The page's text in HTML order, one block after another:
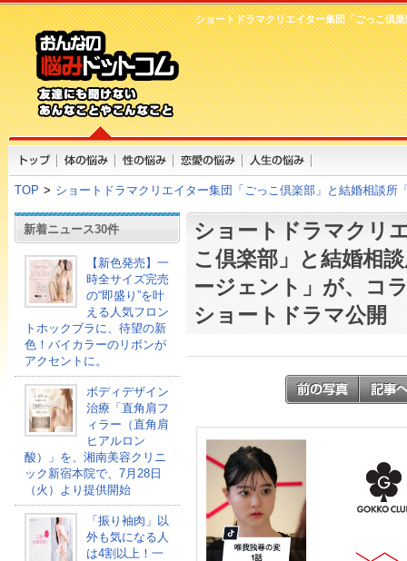
ショートドラマクリエイター集団「ごっこ倶
TOP > ショートドラマクリエイター集団「ごっこ倶楽部」と結婚相談
新着ニュース30件
【新色発売】一
時全サイズ完売
の“即盛り”を叶
える人気フロン
トホックブラに、待望の新
色！バイカラーのリボンが
アクセントに。
ボディデザイン
治療「直角肩フ
ィラー（直角肩
ヒアルロン
酸）」を、湘南美容クリニ
ック新宿本院で、7月28日
（火）より提供開始
「振り袖肉」以
外も気になる人
は4割以上！一
ショートドラマクリ
こ倶楽部」と結婚相
ージェント」が、コ
ショートドラマ公開